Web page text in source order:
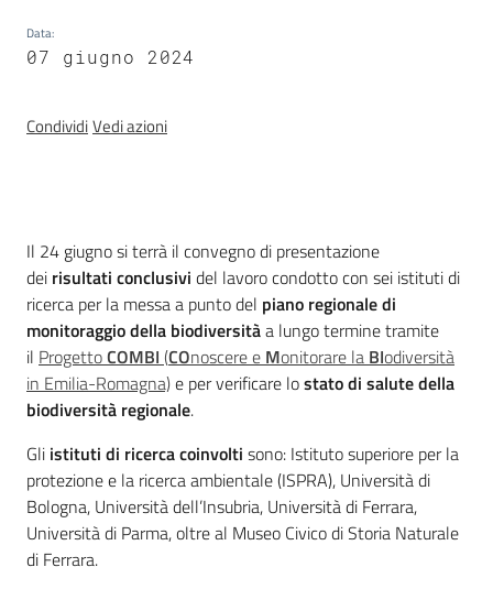
Seguici
Ambiente
Argomenti
Servizi
Leggi Atti Bandi
Data:
07 giugno 2024
CondividiVedi azioni
Introduzione
Il 24 giugno si terrà il convegno di presentazione
dei risultati conclusivi del lavoro condotto con sei istituti di
ricerca per la messa a punto del piano regionale di
monitoraggio della biodiversitàa lungo termine tramite
il ProgettoCOMBI (COnoscere e Monitorare la BIodiversità
in Emilia-Romagna)e per verificare lostato di salute della
biodiversità regionale.
Gli istituti di ricerca coinvolti sono: Istituto superiore per la
protezione e la ricerca ambientale (ISPRA), Università di
Bologna, Università dell’Insubria, Università di Ferrara,
Università di Parma, oltre al Museo Civico di Storia Naturale
di Ferrara.